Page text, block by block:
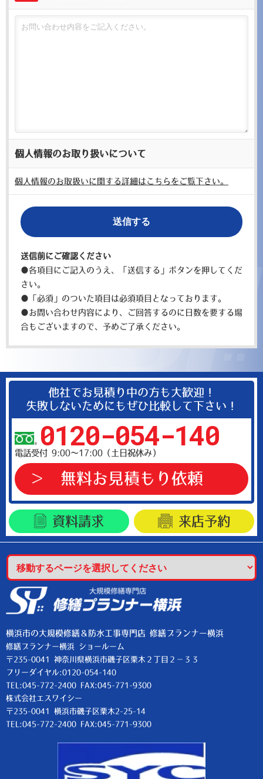
個人情報のお取り扱いについて
個人情報のお取扱いに関する詳細はこちらをご覧下さい。
送信前にご確認ください
●各項目にご記入のうえ、「送信する」ボタンを押してくだ
さい。
●「必須」のついた項目は必須項目となっております。
●お問い合わせ内容により、ご回答するのに日数を要する場
合もございますので、予めご了承ください。
他社でお見積り中の方も大歓迎！
失敗しないためにもぜひ比較して下さい！
0120-054-140
電話受付 9:00～17:00（土日祝休み）
無料お見積もり依頼
資料請求 来店予約
横浜市の大規模修繕＆防水工事専門店 修繕プランナー横浜
修繕プランナー横浜 ショールーム
〒235-0041 神奈川県横浜市磯子区栗木２丁目２−３３
フリーダイヤル:0120-054-140
TEL:045-772-2400 FAX:045-771-9300
株式会社エスワイシー
〒235-0041 横浜市磯子区栗木2-25-14
TEL:045-772-2400 FAX:045-771-9300